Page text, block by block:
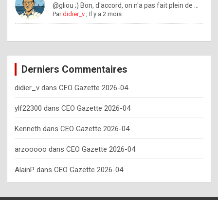
w
o
e
y
o
u
s
h
o
@gliou ;) Bon, d'accord, on n'a pas fait plein de ...
Pardidier_v ,Il y a 2 mois
Derniers Commentaires
didier_v dans CEO Gazette 2026-04
ylf22300 dans CEO Gazette 2026-04
Kenneth dans CEO Gazette 2026-04
arzooooo dans CEO Gazette 2026-04
AlainP dans CEO Gazette 2026-04